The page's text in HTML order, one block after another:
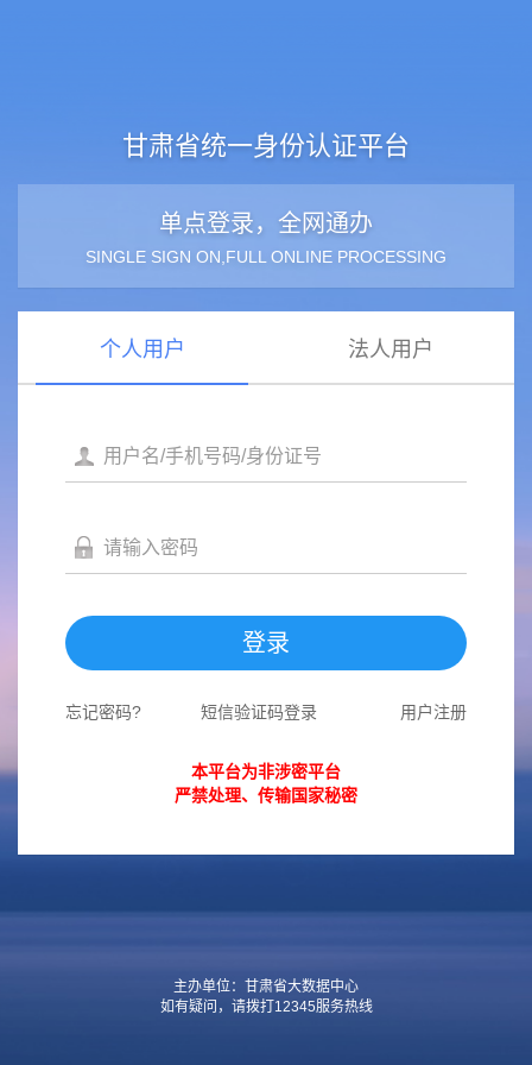
甘肃省统一身份认证平台
单点登录，全网通办
SINGLE SIGN ON,FULL ONLINE PROCESSING
个人用户 法人用户
登录
短信验证码登录 用户注册
忘记密码?
本平台为非涉密平台
严禁处理、传输国家秘密
主办单位：甘肃省大数据中心
如有疑问，请拨打12345服务热线